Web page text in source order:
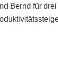
Bernd für